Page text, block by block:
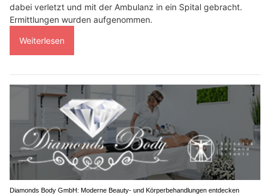
dabei verletzt und mit der Ambulanz in ein Spital gebracht.
Ermittlungen wurden aufgenommen.
Weiterlesen
Diamonds Body GmbH: Moderne Beauty- und Körperbehandlungen entdecken